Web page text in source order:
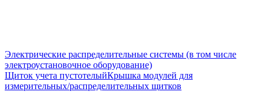
Электрические распределительные системы (в том числе
электроустановочное оборудование)
Щиток учета пустотелыйКрышка модулей для
измерительных/распределительных щитков